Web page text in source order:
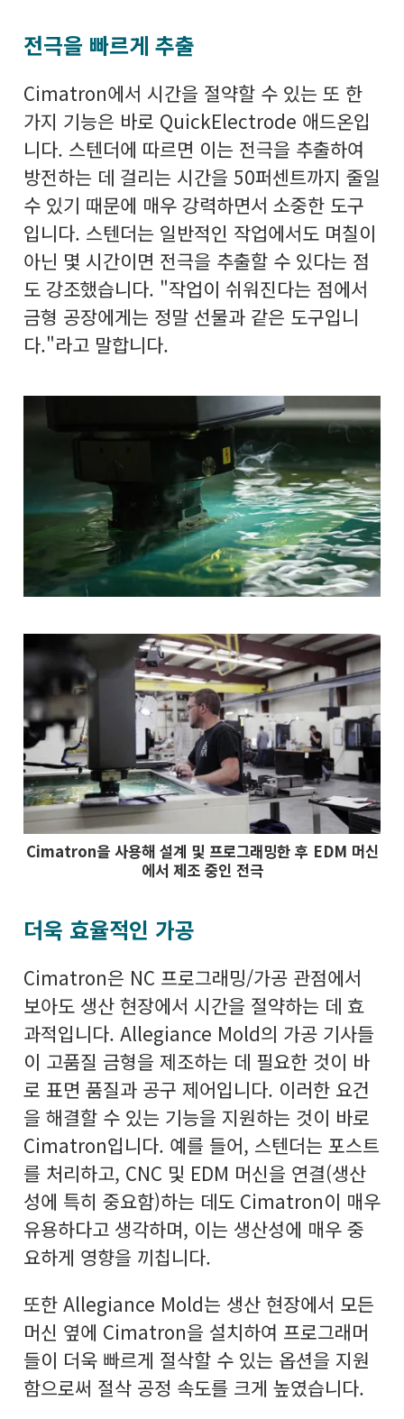
전극을 빠르게 추출
Cimatron에서 시간을 절약할 수 있는 또 한
가지 기능은 바로 QuickElectrode 애드온입
니다. 스텐더에 따르면 이는 전극을 추출하여
방전하는 데 걸리는 시간을 50퍼센트까지 줄일
수 있기 때문에 매우 강력하면서 소중한 도구
입니다. 스텐더는 일반적인 작업에서도 며칠이
아닌 몇 시간이면 전극을 추출할 수 있다는 점
도 강조했습니다. "작업이 쉬워진다는 점에서
금형 공장에게는 정말 선물과 같은 도구입니
다."라고 말합니다.
Cimatron을 사용해 설계 및 프로그래밍한 후 EDM 머신
에서 제조 중인 전극
더욱 효율적인 가공
Cimatron은 NC 프로그래밍/가공 관점에서
보아도 생산 현장에서 시간을 절약하는 데 효
과적입니다. Allegiance Mold의 가공 기사들
이 고품질 금형을 제조하는 데 필요한 것이 바
로 표면 품질과 공구 제어입니다. 이러한 요건
을 해결할 수 있는 기능을 지원하는 것이 바로
Cimatron입니다. 예를 들어, 스텐더는 포스트
를 처리하고, CNC 및 EDM 머신을 연결(생산
성에 특히 중요함)하는 데도 Cimatron이 매우
유용하다고 생각하며, 이는 생산성에 매우 중
요하게 영향을 끼칩니다.
또한 Allegiance Mold는 생산 현장에서 모든
머신 옆에 Cimatron을 설치하여 프로그래머
들이 더욱 빠르게 절삭할 수 있는 옵션을 지원
함으로써 절삭 공정 속도를 크게 높였습니다.